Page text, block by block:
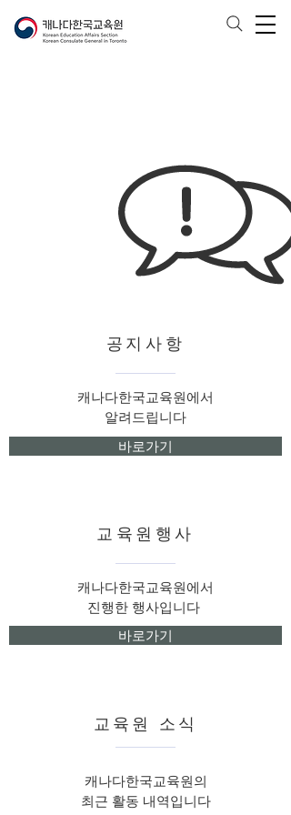
공지사항
캐나다한국교육원에서
알려드립니다
바로가기
교육원행사
캐나다한국교육원에서
진행한 행사입니다
바로가기
교육원 소식
캐나다한국교육원의
최근 활동 내역입니다